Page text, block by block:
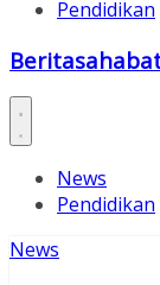
Pendidikan
News
Pendidikan
News